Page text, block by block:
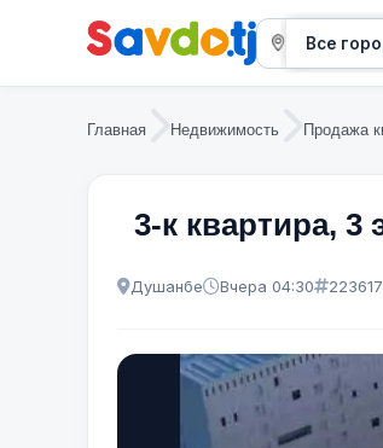
Главная Недвижимость Продажа
3-к квартира, 3
Душанбе Вчера 04:30 223617